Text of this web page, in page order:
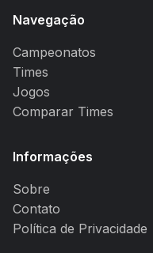
Navegação
Campeonatos
Times
Jogos
Comparar Times
Informações
Sobre
Contato
Política de Privacidade